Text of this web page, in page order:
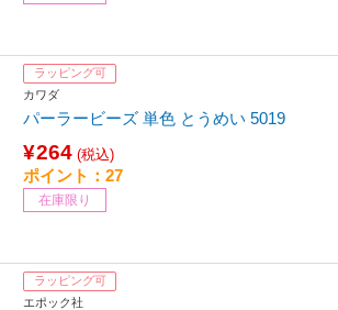
ラッピング可
カワダ
パーラービーズ 単色 とうめい 5019
¥264 (税込)
ポイント：27
在庫限り
ラッピング可
エポック社